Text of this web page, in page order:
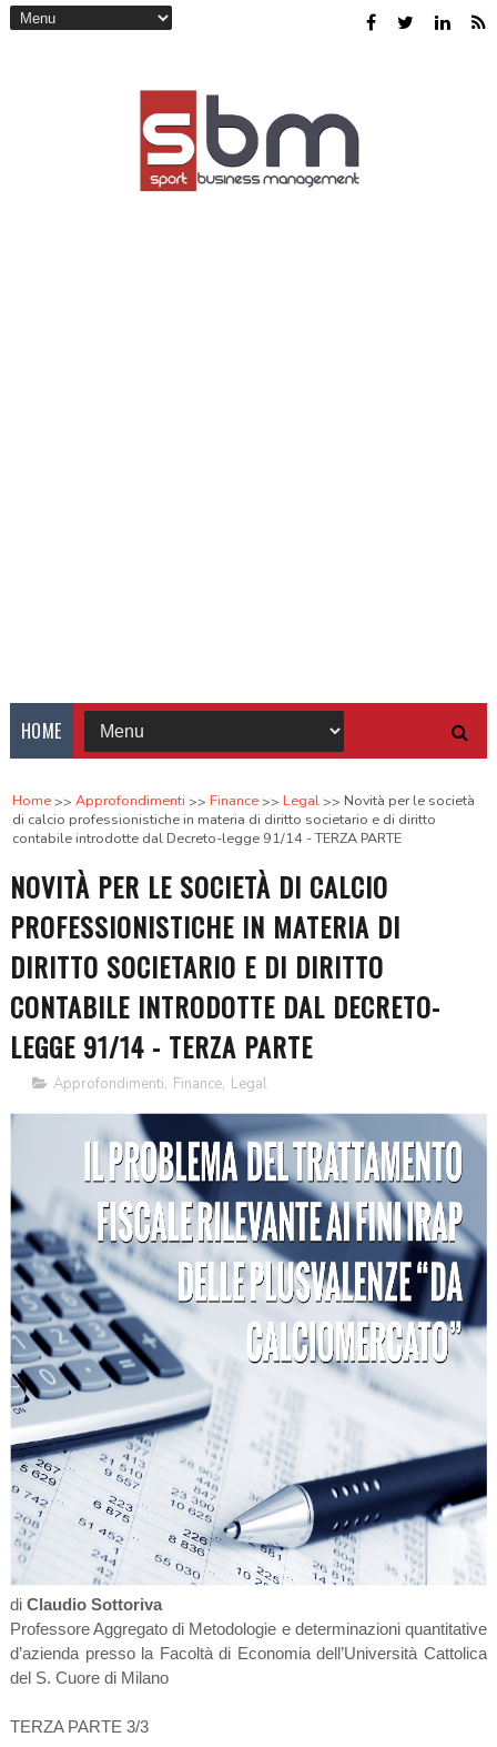
HOME
Home Approfondimenti Finance Legal
Novità per le società
di calcio professionistiche in materia di diritto societario e di diritto
contabile introdotte dal Decreto-legge 91/14 - TERZA PARTE
NOVITÀ PER LE SOCIETÀ DI CALCIO
PROFESSIONISTICHE IN MATERIA DI
DIRITTO SOCIETARIO E DI DIRITTO
CONTABILE INTRODOTTE DAL DECRETO-
LEGGE 91/14 - TERZA PARTE
Approfondimenti, Finance, Legal
di Claudio Sottoriva
Professore Aggregato di Metodologie e determinazioni quantitative
d’azienda presso la Facoltà di Economia dell’Università Cattolica
del S. Cuore di Milano
TERZA PARTE 3/3